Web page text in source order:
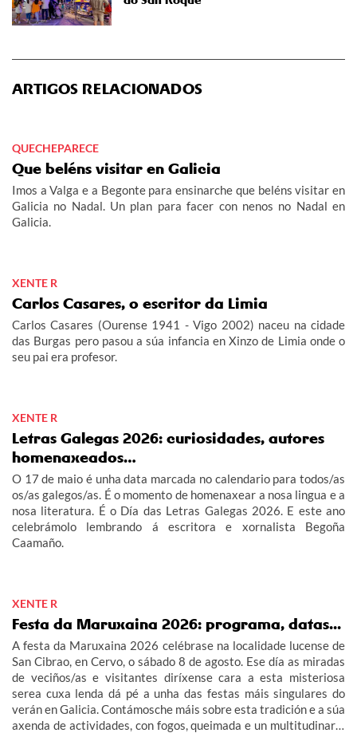
ARTIGOS RELACIONADOS
QUECHEPARECE
Que beléns visitar en Galicia
Imos a Valga e a Begonte para ensinarche que beléns visitar en
Galicia no Nadal. Un plan para facer con nenos no Nadal en
Galicia.
XENTE R
Carlos Casares, o escritor da Limia
Carlos Casares (Ourense 1941 - Vigo 2002) naceu na cidade
das Burgas pero pasou a súa infancia en Xinzo de Limia onde o
seu pai era profesor.
XENTE R
Letras Galegas 2026: curiosidades, autores
homenaxeados…
O 17 de maio é unha data marcada no calendario para todos/as
os/as galegos/as. É o momento de homenaxear a nosa lingua e a
nosa literatura. É o Día das Letras Galegas 2026. E este ano
celebrámolo lembrando á escritora e xornalista Begoña
Caamaño.
XENTE R
Festa da Maruxaina 2026: programa, datas...
A festa da Maruxaina 2026 celébrase na localidade lucense de
San Cibrao, en Cervo, o sábado 8 de agosto. Ese día as miradas
de veciños/as e visitantes diríxense cara a esta misteriosa
serea cuxa lenda dá pé a unha das festas máis singulares do
verán en Galicia. Contámosche máis sobre esta tradición e a súa
axenda de actividades, con fogos, queimada e un multitudinario